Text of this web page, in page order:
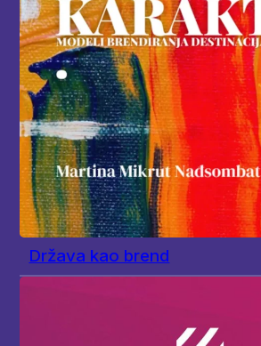
Država kao brend